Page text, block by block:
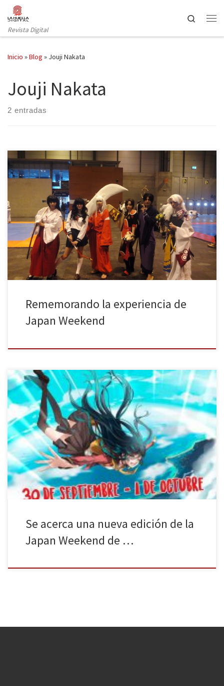
Saltar al contenido
Revista Digital
Search
Inicio »Blog » Jouji Nakata
Jouji Nakata
2 entradas
Uno de los eventos más importantes del mundo otaku, Japan
Weekend, abrió sus puertas una vez más durante los días 30 de
septiembre y 1 de octubre en el recinto ferial Ifema de Madrid. La
asistencia fue tan masiva que incluso se llegó a batir el récord de
visitantes el […]
Rememorando la experiencia de
Japan Weekend
Los días 30 de septiembre y 1 de octubre de 2017 tendrá lugar
una nueva edición de la Japan Weekend de Madrid. Como ha
venido siendo habitual en los últimos años, esta feria dedicada al
manga, anime, videojuegos y al mundo otaku en general va a
estar situada en los […]
Se acerca una nueva edición de la
Japan Weekend de …